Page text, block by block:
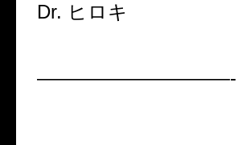
Dr. ヒロキ
——————————-